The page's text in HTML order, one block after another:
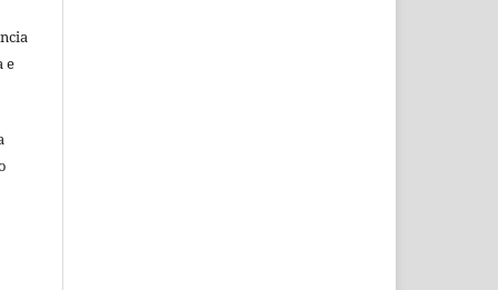
e